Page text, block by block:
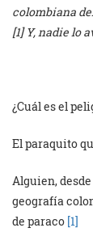
colombiana
[1] Y, nadie lo
¿Cuál es el
El paraquito
Alguien,
geografía
de paraco [1]